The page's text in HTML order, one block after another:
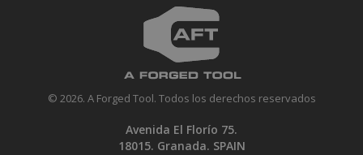
© 2026. A Forged Tool. Todos los derechos reservados
Avenida El Florío 75.
18015. Granada. SPAIN